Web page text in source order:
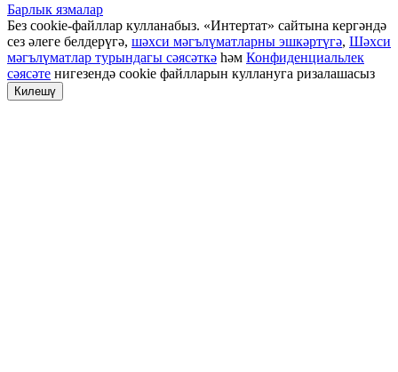
Барлык язмалар
Без cookie-файллар кулланабыз. «Интертат» сайтына кергәндә
сез әлеге белдерүгә, шәхси мәгълүматларны эшкәртүгә, Шәхси
мәгълүматлар турындагы сәясәткә һәм Конфиденциальлек
сәясәте нигезендә cookie файлларын куллануга ризалашасыз
Килешү